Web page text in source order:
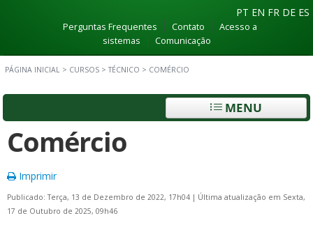
PT EN FR DE ES
Perguntas Frequentes Contato
Acesso a
sistemas
Comunicação
PÁGINA INICIAL > CURSOS >TÉCNICO > COMÉRCIO
MENU
Comércio
Imprimir
Publicado: Terça, 13 de Dezembro de 2022, 17h04 | Última atualização em Sexta,
17 de Outubro de 2025, 09h46